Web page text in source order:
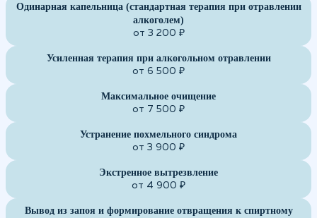
Одинарная капельница (стандартная терапия при отравлении
алкоголем)
от 3 200 ₽
Усиленная терапия при алкогольном отравлении
от 6 500 ₽
Максимальное очищение
от 7 500 ₽
Устранение похмельного синдрома
от 3 900 ₽
Экстренное вытрезвление
от 4 900 ₽
Вывод из запоя и формирование отвращения к спиртному